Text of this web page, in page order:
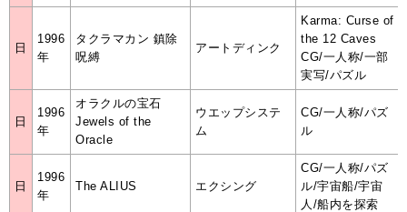
日
1996
年
タクラマカン 鎮除
呪縛
アートディンク
Karma: Curse of
the 12 Caves
CG/一人称/一部
実写/パズル
日
1996
年
オラクルの宝石
Jewels of the
Oracle
ウエップシステ
ム
CG/一人称/パズ
ル
日
1996
年
The ALIUS エクシング
CG/一人称/パズ
ル/宇宙船/宇宙
人/船内を探索